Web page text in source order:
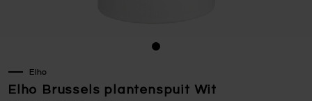
Elho
Elho Brussels plantenspuit Wit